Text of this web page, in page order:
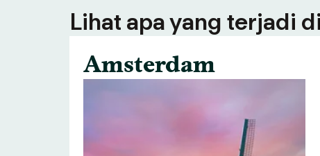
Lihat apa yang terjadi
Amsterdam